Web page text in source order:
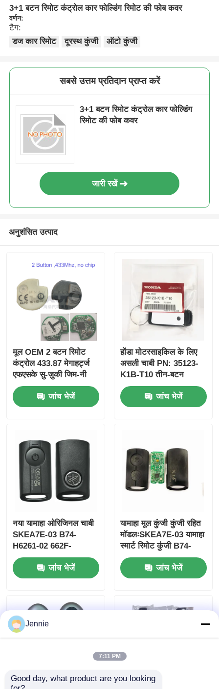
होम
वीडियो
3+1 बटन रिमोट कंट्रोल कार फोल्डिंग रिमोट की फोब कवर
वर्णन:
टैग:
डज कार रिमोट
दूरस्थ कुंजी ऑटो कुंजी
सबसे उत्तम प्रतिदान प्राप्त करें
3+1 बटन रिमोट कंट्रोल कार फोल्डिंग
रिमोट की फोब कवर
जारी रखें
अनुशंसित उत्पाद
मूल OEM 2 बटन रिमोट
कंट्रोल 433.87 मेगाहर्ट्ज
एफएसके सु-ज़ुकी जिम-नी
2005-2017 के लिए बिना
चिप 37182-ए 7 के लिए
केवल थोक MOQ 50 पीसी
जांच भेजें
होंडा मोटरसाइकिल के लिए
असली चाबी PN: 35123-
K1B-T10 तीन-बटन
FSK433.92MHz
ID47chip रिमोट कार की
जांच भेजें
नया यामाहा ओरिजिनल चाबी
SKEA7E-03 B74-
H6261-02 662F-
SKEA7D03
जांच भेजें
यामाहा मूल कुंजी कुंजी रहित
मॉडलःSKEA7E-03 यामाहा
स्मार्ट रिमोट कुंजी B74-
H6261-02/662F-
SKEA7D03 के लिए
जांच भेजें
Jennie
7:11 PM
Good day, what product are you looking